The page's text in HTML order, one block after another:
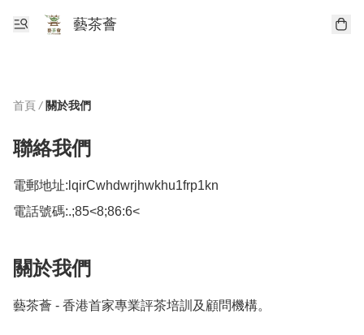
藝茶薈
首頁 / 關於我們
聯絡我們
電郵地址: lqirCwhdwrjhwkhu1frp1kn
電話號碼:.;85<8;86:6<
關於我們
藝茶薈 - 香港首家專業評茶培訓及顧問機構。